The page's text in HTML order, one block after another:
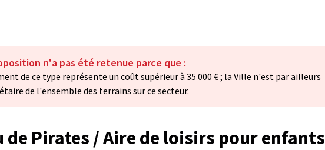
n'a pas été retenue parce que :
de ce type représente un coût supérieur à 35 000 € ; la Ville n'est par ailleurs
de l'ensemble des terrains sur ce secteur.
de Pirates / Aire de loisirs pour enfants